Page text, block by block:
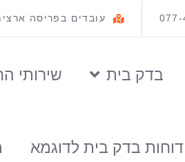
077- עובדים בפריסה
בדק בית שירותי
דוחות בדק בית לדוגמא